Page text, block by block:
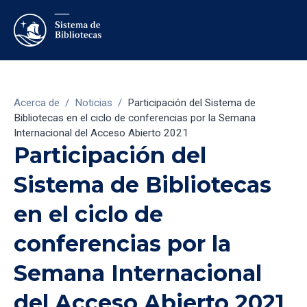
Acerca de / Noticias / Participación del Sistema de
Bibliotecas en el ciclo de conferencias por la Semana
Internacional del Acceso Abierto 2021
Participación del
Sistema de Bibliotecas
en el ciclo de
conferencias por la
Semana Internacional